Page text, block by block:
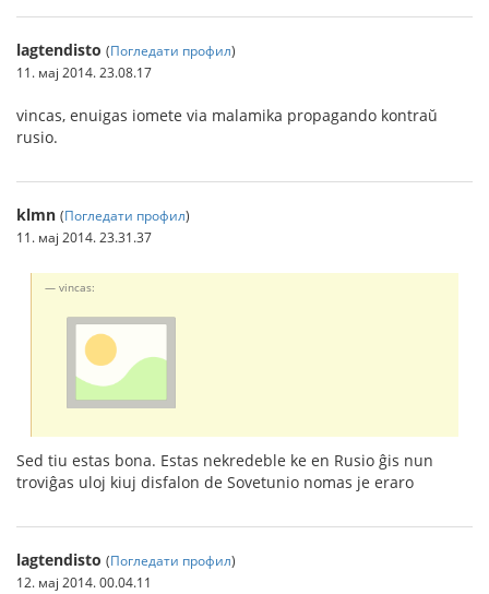
lagtendisto (Погледати профил)
11. мај 2014. 23.08.17
vincas, enuigas iomete via malamika propagando kontraŭ
rusio.
klmn (Погледати профил)
11. мај 2014. 23.31.37
vincas:
Sed tiu estas bona. Estas nekredeble ke en Rusio ĝis nun
troviĝas uloj kiuj disfalon de Sovetunio nomas je eraro
lagtendisto (Погледати профил)
12. мај 2014. 00.04.11